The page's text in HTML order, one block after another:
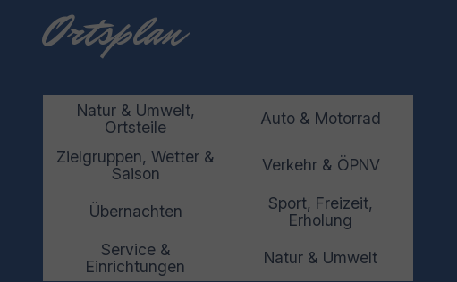
Ortsplan
Natur & Umwelt,
Ortsteile
Auto & Motorrad
Zielgruppen, Wetter &
Saison
Verkehr & ÖPNV
Übernachten
Sport, Freizeit,
Erholung
Service &
Einrichtungen
Natur & Umwelt